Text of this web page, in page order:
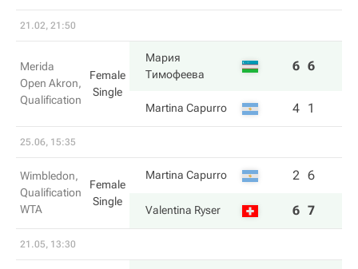
21.02, 21:50
Merida
Open Akron,
Qualification
Female
Single
Мария
Тимофеева
6 6
Martina Capurro 4 1
25.06, 15:35
Wimbledon,
Qualification
WTA
Female
Single
Martina Capurro 2 6
Valentina Ryser 6 7
21.05, 13:30